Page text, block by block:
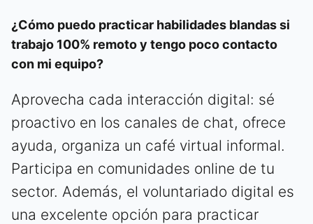
¿Cómo puedo practicar habilidades blandas si
trabajo 100% remoto y tengo poco contacto
con mi equipo?
Aprovecha cada interacción digital: sé
proactivo en los canales de chat, ofrece
ayuda, organiza un café virtual informal.
Participa en comunidades online de tu
sector. Además, el voluntariado digital es
una excelente opción para practicar